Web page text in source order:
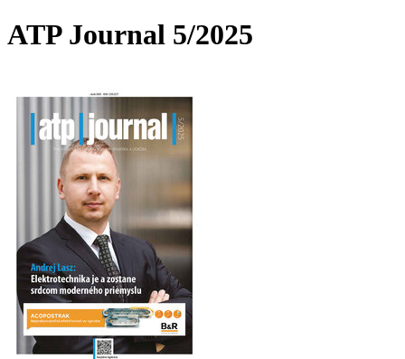
ATP Journal 5/2025